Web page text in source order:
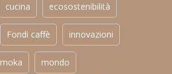
cucina ecosostenibilità
Fondi caffè innovazioni
moka mondo